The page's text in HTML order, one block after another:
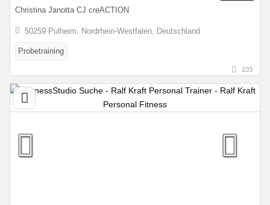
Christina Janotta CJ creACTION
50259 Pulheim, Nordrhein-Westfalen, Deutschland
Probetraining
103